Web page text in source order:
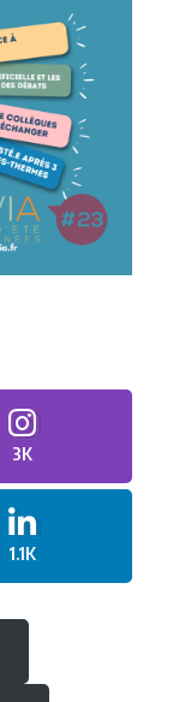
3K
1.1K